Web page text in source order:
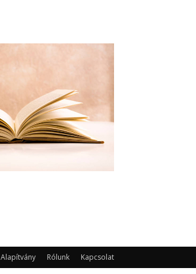
Alapítvány Rólunk Kapcsolat